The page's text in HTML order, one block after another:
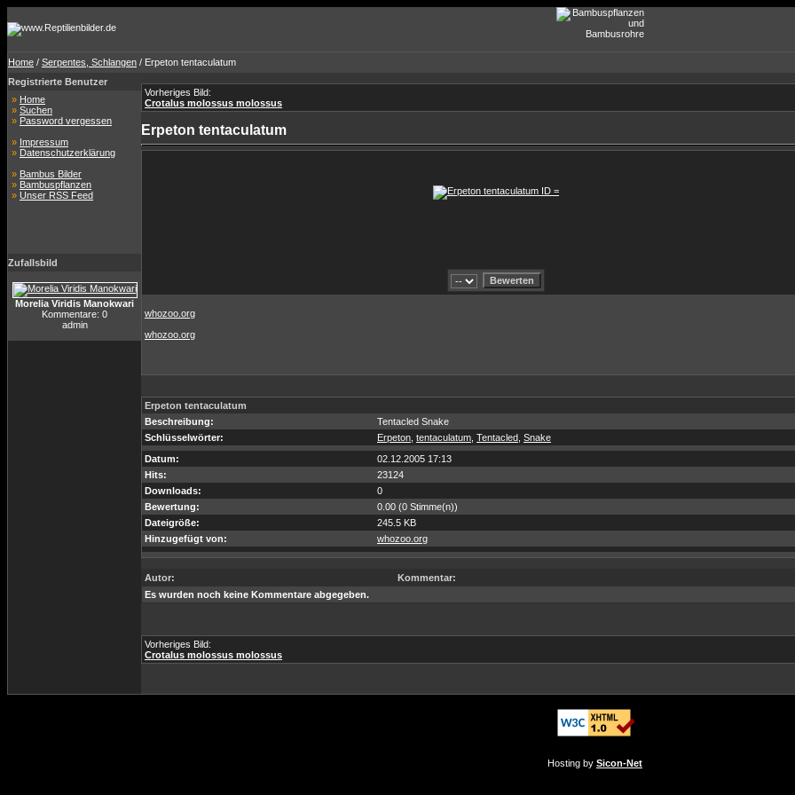
Home / Serpentes, Schlangen / Erpeton tentaculatum
Registrierte Benutzer
» Home
» Suchen
» Password vergessen
» Impressum
» Datenschutzerklärung
» Bambus Bilder
» Bambuspflanzen
» Unser RSS Feed
Zufallsbild
Morelia Viridis Manokwari
Kommentare: 0
admin
Vorheriges Bild:
Crotalus molossus molossus
Erpeton tentaculatum
whozoo.org
whozoo.org
Erpeton tentaculatum
Beschreibung:
Tentacled Snake
Schlüsselwörter:
Erpeton tentaculatum Tentacled Snake
Datum:
02.12.2005 17:13
Hits:
23124
Downloads:
0
Bewertung:
0.00 (0 Stimme(n))
Dateigröße:
245.5 KB
Hinzugefügt von:
whozoo.org
Autor:
Kommentar:
Es wurden noch keine Kommentare abgegeben.
Vorheriges Bild:
Crotalus molossus molossus
Hosting by Sicon-Net